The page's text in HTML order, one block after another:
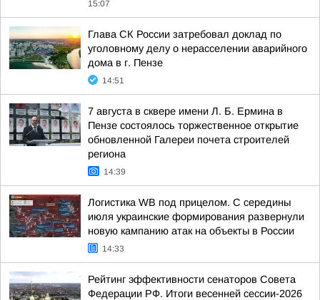
15:07
Глава СК России затребовал доклад по
уголовному делу о нерасселении аварийного
дома в г. Пензе
14:51
7 августа в сквере имени Л. Б. Ермина в
Пензе состоялось торжественное открытие
обновленной Галереи почета строителей
региона
14:39
Логистика WB под прицелом. С середины
июля украинские формирования развернули
новую кампанию атак на объекты в России
14:33
Рейтинг эффективности сенаторов Совета
Федерации РФ. Итоги весенней сессии-2026